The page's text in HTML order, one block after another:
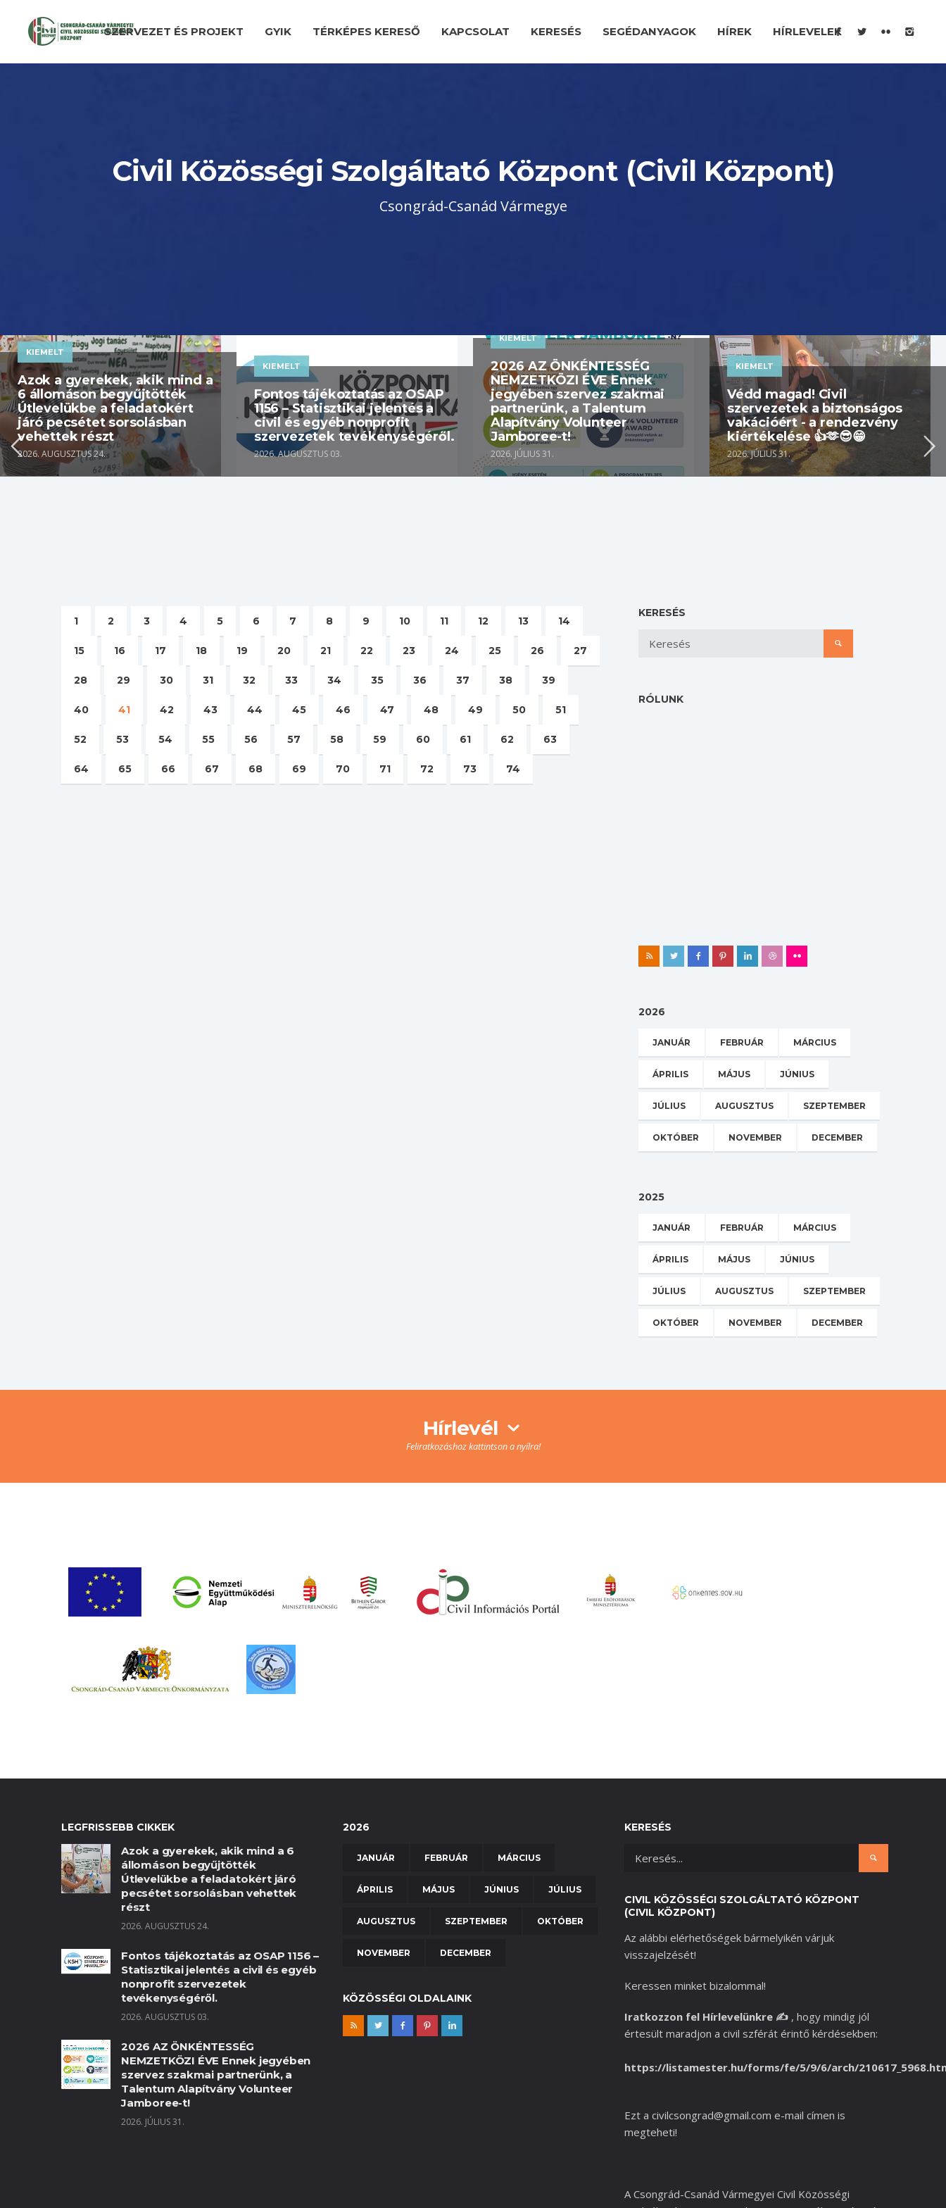
SZERVEZET ÉS PROJEKT GYIK TÉRKÉPES KERESŐ KAPCSOLAT KERESÉS SEGÉDANYAGOK HÍREK HÍRLEVELEK
Civil Közösségi Szolgáltató Központ (Civil Központ)
Csongrád-Csanád Vármegye
KIEMELT
Azok a gyerekek, akik mind a
6 állomáson begyűjtötték
Útlevelükbe a feladatokért
járó pecsétet sorsolásban
vehettek részt
2026. AUGUSZTUS 24.
KIEMELT
Fontos tájékoztatás az OSAP
1156 – Statisztikai jelentés a
civil és egyéb nonprofit
szervezetek tevékenységéről.
2026. AUGUSZTUS 03.
KIEMELT
2026 AZ ÖNKÉNTESSÉG
NEMZETKÖZI ÉVE Ennek
jegyében szervez szakmai
partnerünk, a Talentum
Alapítvány Volunteer
Jamboree-t!
2026. JÚLIUS 31.
KIEMELT
Védd magad! Civil
szervezetek a biztonságos
vakációért - a rendezvény
kiértékelése 👍🫶😎😁
2026. JÚLIUS 31.
1 2 3 4 5 6 7 8 9 10 11 12 13 14
15 16 17 18 19 20 21 22 23 24 25 26 27
28 29 30 31 32 33 34 35 36 37 38 39
40 41 42 43 44 45 46 47 48 49 50 51
52 53 54 55 56 57 58 59 60 61 62 63
64 65 66 67 68 69 70 71 72 73 74
KERESÉS
RÓLUNK
2026
JANUÁR FEBRUÁR MÁRCIUS
ÁPRILIS MÁJUS JÚNIUS
JÚLIUS AUGUSZTUS SZEPTEMBER
OKTÓBER NOVEMBER DECEMBER
2025
JANUÁR FEBRUÁR MÁRCIUS
ÁPRILIS MÁJUS JÚNIUS
JÚLIUS AUGUSZTUS SZEPTEMBER
OKTÓBER NOVEMBER DECEMBER
Hírlevél
Feliratkozáshoz kattintson a nyílra!
LEGFRISSEBB CIKKEK
Azok a gyerekek, akik mind a 6
állomáson begyűjtötték
Útlevelükbe a feladatokért járó
pecsétet sorsolásban vehettek
részt
2026. AUGUSZTUS 24.
Fontos tájékoztatás az OSAP 1156 –
Statisztikai jelentés a civil és egyéb
nonprofit szervezetek
tevékenységéről.
2026. AUGUSZTUS 03.
2026 AZ ÖNKÉNTESSÉG
NEMZETKÖZI ÉVE Ennek jegyében
szervez szakmai partnerünk, a
Talentum Alapítvány Volunteer
Jamboree-t!
2026. JÚLIUS 31.
2026
JANUÁR FEBRUÁR MÁRCIUS
ÁPRILIS MÁJUS JÚNIUS JÚLIUS
AUGUSZTUS SZEPTEMBER OKTÓBER
NOVEMBER DECEMBER
KÖZÖSSÉGI OLDALAINK
KERESÉS
CIVIL KÖZÖSSÉGI SZOLGÁLTATÓ KÖZPONT
(CIVIL KÖZPONT)
Az alábbi elérhetőségek bármelyikén várjuk
visszajelzését!
Keressen minket bizalommal!
Iratkozzon fel Hírlevelünkre ✍️ , hogy mindig jól
értesült maradjon a civil szférát érintő kérdésekben:
https://listamester.hu/forms/fe/5/9/6/arch/
Ezt a civilcsongrad@gmail.com e-mail címen is
megteheti!
A Csongrád-Csanád Vármegyei Civil Közösségi